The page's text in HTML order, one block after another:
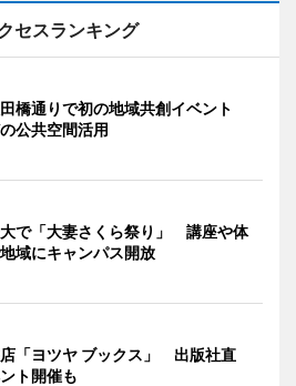
セスランキング
橋通りで初の地域共創イベント
公共空間活用
で「大妻さくら祭り」 講座や体
域にキャンパス開放
「ヨツヤ ブックス」 出版社直
ト開催も